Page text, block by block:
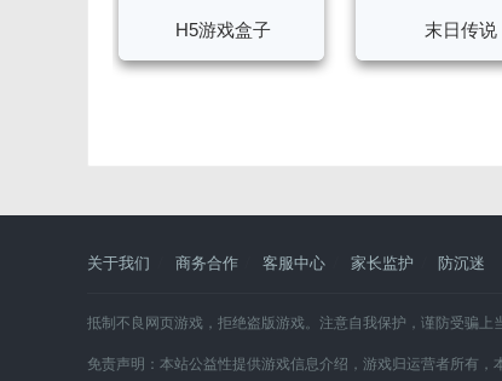
H5游戏盒子 末日传说
关于我们 商务合作 客服中心 家长监护 防沉迷
抵制不良网页游戏，拒绝盗版游戏。注意自我保护，谨防受骗上
免责声明：本站公益性提供游戏信息介绍，游戏归运营者所有